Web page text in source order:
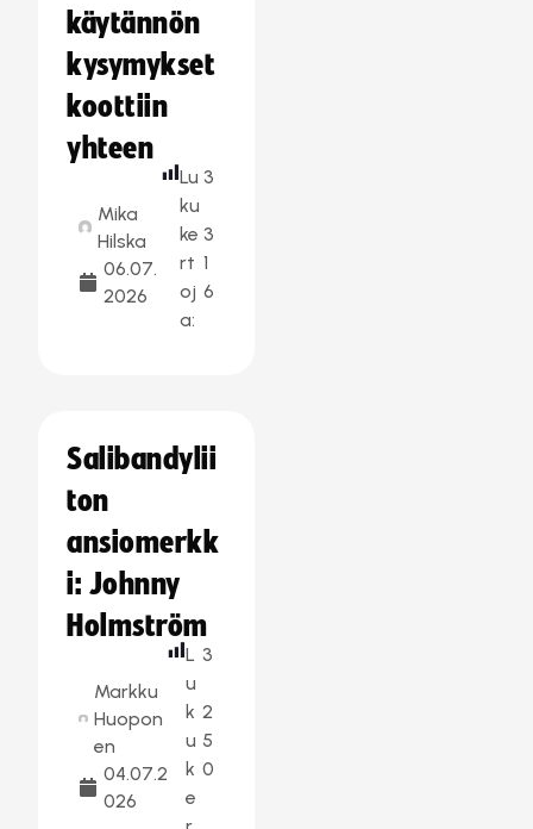
käytännön
kysymykset
koottiin
yhteen
Mika
Hilska
06.07.
2026
Lu
ku
ke
rt
oj
a:
3
3
1
6
Salibandylii
ton
ansiomerkk
i: Johnny
Holmström
Markku
Huopon
en
04.07.2
026
L
u
k
u
k
e
3
2
5
0